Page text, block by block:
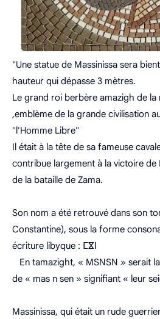
"Une statue de Massinissa sera
hauteur qui dépasse 3 mètres.
Le grand roi berbère amazigh de la
,emblème de la grande civilisation
"l'Homme Libre"
Il était à la tête de sa fameuse
contribue largement à la victoire
de la bataille de Zama.
Son nom a été retrouvé dans son
Constantine), sous la forme
écriture libyque : ⵎⴵⵏ
En tamazight, « MSNSN » serait
de « mas n sen » signifiant « leur
Massinissa, qui était un rude